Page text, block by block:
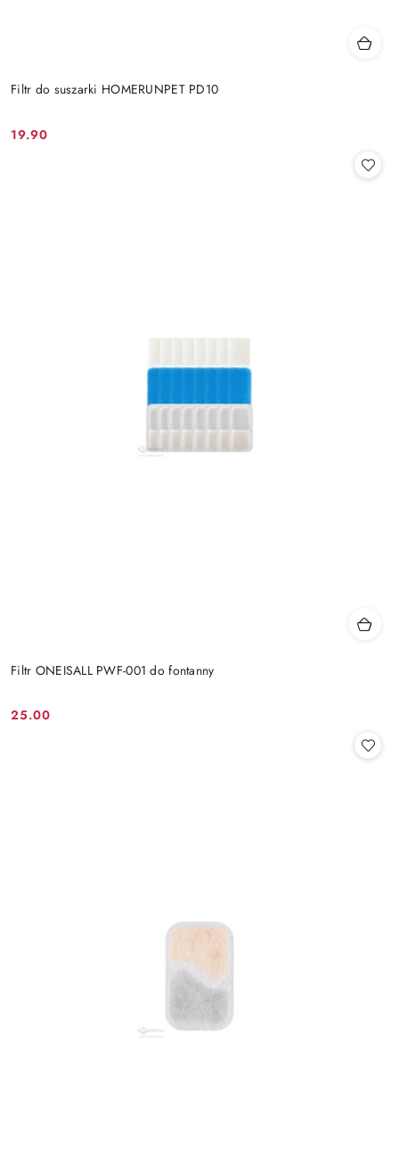
Filtr do suszarki HOMERUNPET PD10
Cena:
19.90
Filtr ONEISALL PWF-001 do fontanny
Cena:
25.00